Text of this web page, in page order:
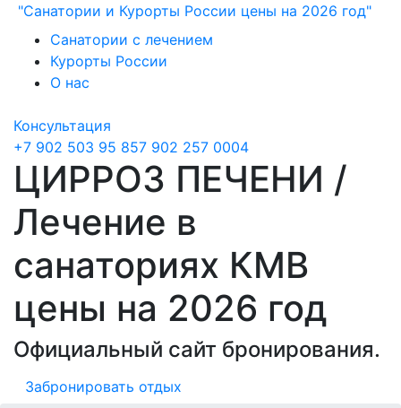
"Санатории и Курорты России цены на 2026 год"
Санатории с лечением
Курорты России
О нас
Консультация
+7 902 503 95 857 902 257 0004
ЦИРРОЗ ПЕЧЕНИ /
Лечение в
санаториях КМВ
цены на 2026 год
Официальный сайт бронирования.
Забронировать отдых